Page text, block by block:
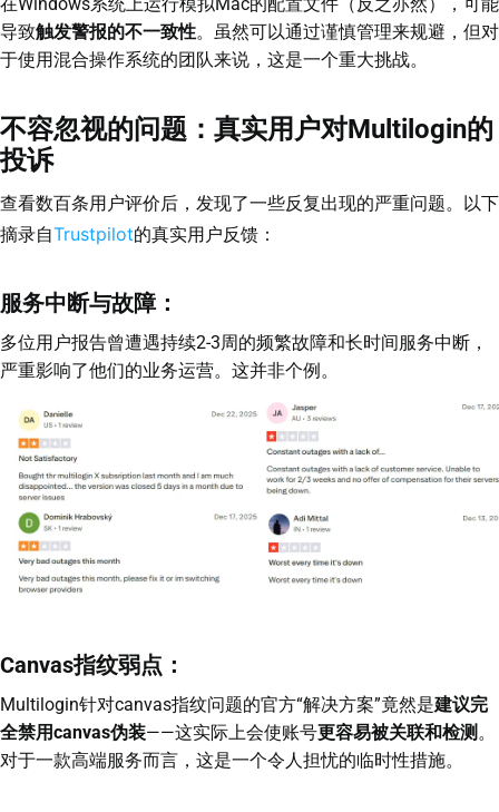
导致触发警报的不一致性。虽然可以通过谨慎管理来规避，但对
于使用混合操作系统的团队来说，这是一个重大挑战。
不容忽视的问题：真实用户对Multilogin的
投诉
查看数百条用户评价后，发现了一些反复出现的严重问题。以下
摘录自Trustpilot的真实用户反馈：
服务中断与故障：
多位用户报告曾遭遇持续2-3周的频繁故障和长时间服务中断，
严重影响了他们的业务运营。这并非个例。
Canvas指纹弱点：
Multilogin针对canvas指纹问题的官方“解决方案”竟然是建议完
全禁用canvas伪装——这实际上会使账号更容易被关联和检测 。
对于一款高端服务而言，这是一个令人担忧的临时性措施。